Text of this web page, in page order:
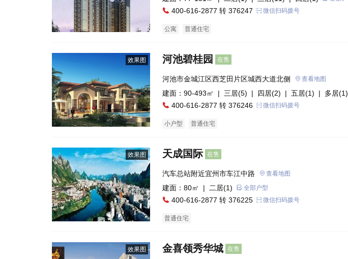
400-616-2877 转 376247 微信扫码拨号
公寓 普通住宅
效果图 河池碧桂园 在售
河池市金城江区西芝田片区城西大道北侧 查看地图
建面：90-493㎡ | 三居(5) | 四居(2) | 五居(1) | 多居(1)
400-616-2877 转 376246 微信扫码拨号
小户型 普通住宅
效果图 天成国际 在售
汽车总站附近宜州市车江中路 查看地图
建面：80㎡ | 二居(1) 全部户型
400-616-2877 转 376225 微信扫码拨号
普通住宅
效果图 金喜领秀华城 在售